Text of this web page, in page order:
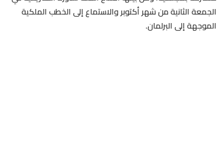
الجمعة الثانية من شهر أكتوبر والاستماع إلى الخطب الملكية
الموجهة إلى البرلمان.